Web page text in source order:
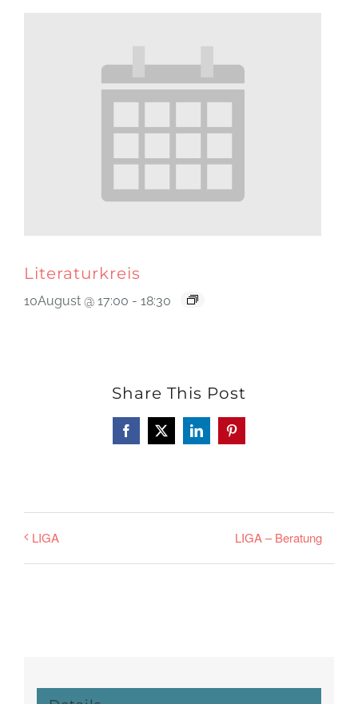
Literaturkreis
10August @ 17:00 - 18:30
Share This Post
Facebook
X LinkedInPinterest
LIGA LIGA – Beratung